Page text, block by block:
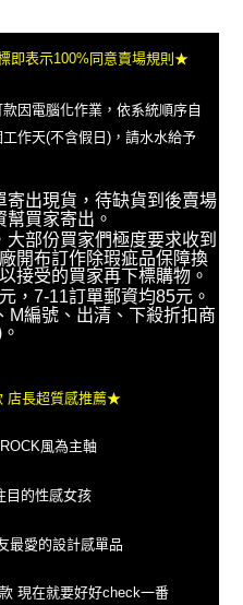
即表示100%同意賣場規則★
因電腦化作業，依系統順序自
作天(不含假日)，請水水給予
出現貨，待缺貨到後賣場
買家寄出。
部份買家們極度要求收到
開布訂作除瑕疵品保障換
接受的買家再下標購物。
，7-11訂單郵資均85元。
M編號、出清、下殺折扣商
店長超質感推薦★
風為主軸
目的性感女孩
最愛的設計感單品
現在就要好好check一番